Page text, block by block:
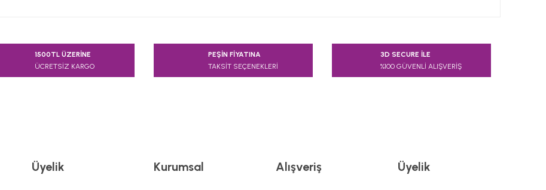
diğer konularda yetersiz gördüğünüz noktaları öneri formunu kullanarak tarafımıza iletebilirsiniz.
1500TL ÜZERİNE
ÜCRETSİZ KARGO
PEŞİN FİYATINA
TAKSİT SEÇENEKLERİ
3D SECURE İLE
%100 GÜVENLİ ALIŞVERİŞ
Üyelik Kurumsal Alışveriş Üyelik